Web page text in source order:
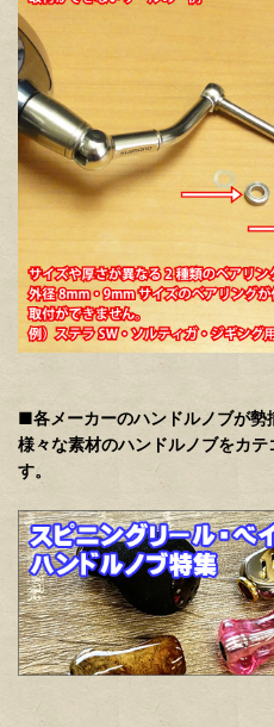
■各メーカーのハンドルノブが勢
様々な素材のハンドルノブをカ
す。